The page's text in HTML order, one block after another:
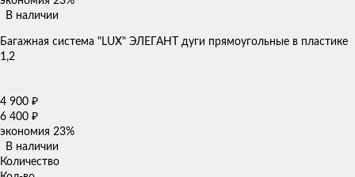
В наличии
Багажная система "LUX" ЭЛЕГАНТ дуги прямоугольные в пластике
1,2
4 900 ₽
6 400 ₽
экономия 23%
В наличии
Количество